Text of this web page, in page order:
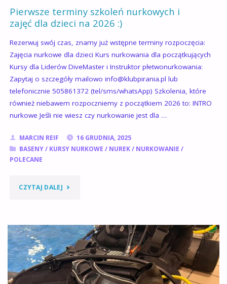
Pierwsze terminy szkoleń nurkowych i
zajęć dla dzieci na 2026 :)
Rezerwuj swój czas, znamy już wstępne terminy rozpoczęcia:
Zajęcia nurkowe dla dzieci Kurs nurkowania dla początkujących
Kursy dla Liderów DiveMaster i Instruktor płetwonurkowania:
Zapytaj o szczegóły mailowo info@klubpirania.pl lub
telefonicznie 505861372 (tel/sms/whatsApp) Szkolenia, które
również niebawem rozpoczniemy z początkiem 2026 to: INTRO
nurkowe Jeśli nie wiesz czy nurkowanie jest dla …
MARCIN REIF
16 GRUDNIA, 2025
BASENY/ KURSY NURKOWE / NUREK/ NURKOWANIE /
POLECANE
CZYTAJ DALEJ"PIERWSZE
SZKOLEŃ
NURKOWYCH
I